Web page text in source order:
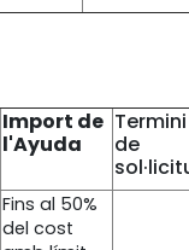
Import de
l'Ayuda
Termini
de
Fins al 50%
del cost